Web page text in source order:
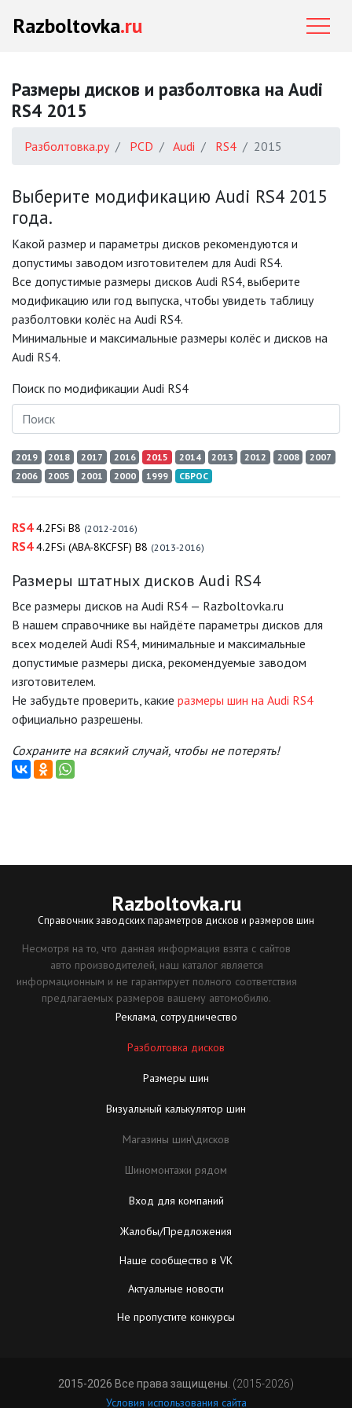
Razboltovka.ru
Размеры дисков и разболтовка на Audi
RS4 2015
Разболтовка.ру PCD Audi RS4 2015
Выберите модификацию Audi RS4 2015
года.
Какой размер и параметры дисков рекомендуются и
допустимы заводом изготовителем для Audi RS4.
Все допустимые размеры дисков Audi RS4, выберите
модификацию или год выпуска, чтобы увидеть таблицу
разболтовки колёс на Audi RS4.
Минимальные и максимальные размеры колёс и дисков на
Audi RS4.
Поиск по модификации Audi RS4
2019 2018 2017 2016 2015 2014 2013 2012 2008
2007
2006
2005 2001 2000 1999 СБРОС
RS44.2FSi B8 (2012-2016)
RS44.2FSi (ABA-8KCFSF) B8 (2013-2016)
Размеры штатных дисков Audi RS4
Все размеры дисков на Audi RS4 — Razboltovka.ru
В нашем справочнике вы найдёте параметры дисков для
всех моделей Audi RS4, минимальные и максимальные
допустимые размеры диска, рекомендуемые заводом
изготовителем.
Не забудьте проверить, какие размеры шин на Audi RS4
официально разрешены.
Сохраните на всякий случай, чтобы не потерять!
Razboltovka.ru
Справочник заводских параметров дисков и размеров шин
Несмотря на то, что данная информация взята с сайтов
авто производителей, наш каталог является
информационным и не гарантирует полного соответствия
предлагаемых размеров вашему автомобилю.
Реклама, сотрудничество
Разболтовка дисков
Размеры шин
Визуальный калькулятор шин
Магазины шин\дисков
Шиномонтажи рядом
Вход для компаний
Жалобы/Предложения
Наше сообщество в VK
Актуальные новости
Не пропустите конкурсы
2015-2026 Все права защищены. (2015-2026)
Условия использования сайта